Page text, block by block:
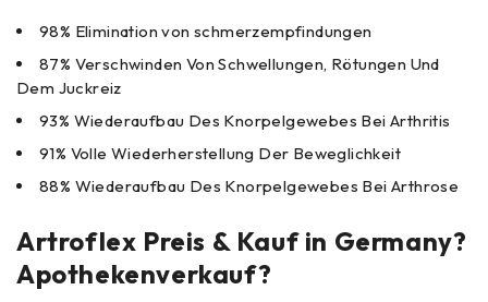
98% Elimination von schmerzempfindungen
87% Verschwinden Von Schwellungen, Rötungen Und
Dem Juckreiz
93% Wiederaufbau Des Knorpelgewebes Bei Arthritis
91% Volle Wiederherstellung Der Beweglichkeit
88% Wiederaufbau Des Knorpelgewebes Bei Arthrose
Artroflex Preis & Kauf in Germany?
Apothekenverkauf?